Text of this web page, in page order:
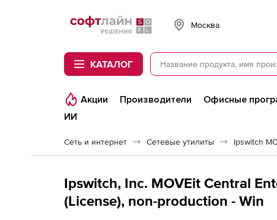
Softline
Москва
КАТАЛОГ
Акции Производители Офисные
ИИ
Сеть и интернет Сетевые утилиты Ipswitch
Ipswitch, Inc. MOVEit Central
(License), non-production - Win